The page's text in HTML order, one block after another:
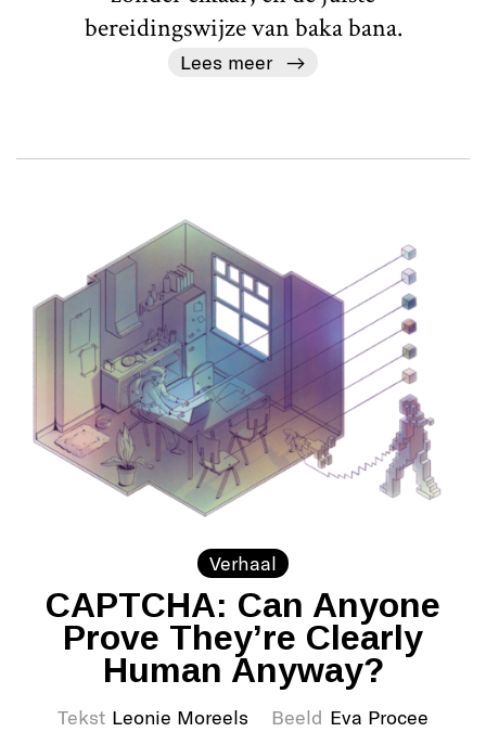
bereidingswijze van baka bana.
Lees meer
Verhaal
CAPTCHA: Can Anyone
Prove They’re Clearly
Human Anyway?
Tekst Leonie Moreels Beeld Eva Procee